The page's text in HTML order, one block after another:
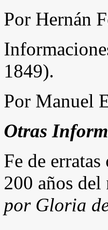
Por Hernán
1849).
Por Manuel
Otras
Fe de
200 años
por Gloria